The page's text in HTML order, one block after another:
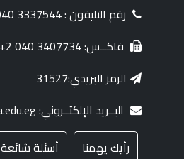
رقم التليفون : 3337544 040 2+
فاكــس: 3407734 040 2+
الرمز البريدي:31527
البــريد الإلكتــروني: dean@med.tanta.edu.eg
رأيك يهمنا
أسئلة شائعة